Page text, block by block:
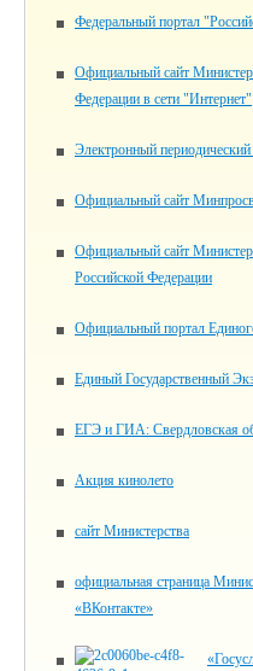
Федеральный портал
Официальный сайт
Федерации в сети "Интернет"
Электронный
Официальный сайт
Официальный сайт
Российской Федерации
Официальный портал
Единый Государственный
ЕГЭ и ГИА: Свердловская
Акция кинолето
сайт Министерства
официальная страница
«ВКонтакте»